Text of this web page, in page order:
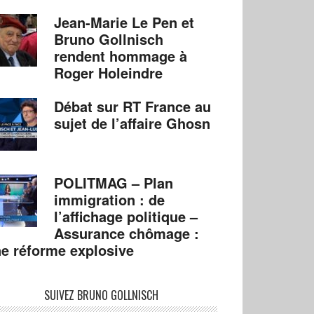
Jean-Marie Le Pen et
Bruno Gollnisch
rendent hommage à
Roger Holeindre
Débat sur RT France au
sujet de l’affaire Ghosn
POLITMAG – Plan
immigration : de
l’affichage politique –
Assurance chômage :
réforme explosive
SUIVEZ BRUNO GOLLNISCH